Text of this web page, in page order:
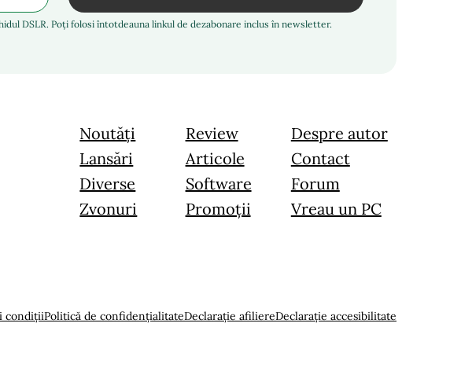
DSLR. Poți folosi întotdeauna linkul de dezabonare inclus în newsletter.
Noutăți
Lansări
Diverse
Zvonuri
Review
Articole
Software
Promoții
Despre autor
Contact
Forum
Vreau un PC
condițiiPolitică de confidențialitateDeclarație afiliereDeclarație accesibilitate